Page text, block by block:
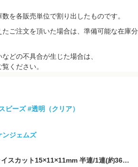
を各販売単位で割り出したものです。
ご注文を頂いた場合は、準備可能な在庫分
どの不具合が生じた場合は、
覧ください。
ビーズ #透明（クリア）
ンジェムズ
スカット15×11×11mm 半連/1連(約36cm)